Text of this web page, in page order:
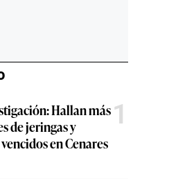
Hallan más
de jeringas y
en Cenares
1